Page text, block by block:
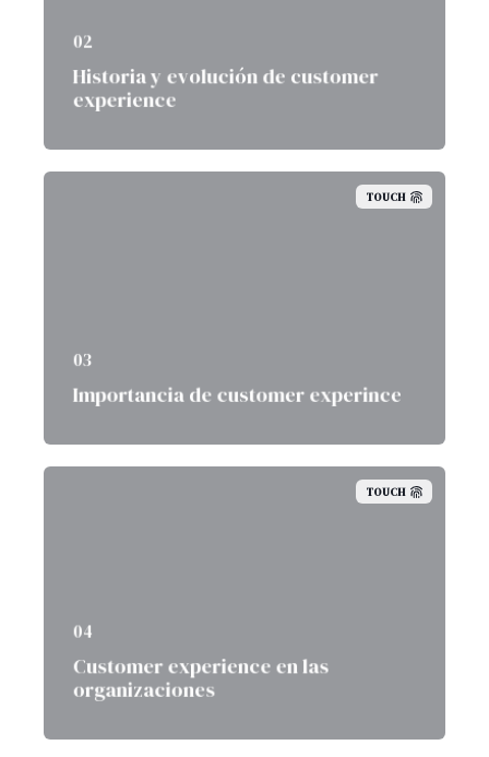
02
Historia y evolución de customer
experience
TOUCH
03
Importancia de customer experince
TOUCH
04
Customer experience en las
organizaciones